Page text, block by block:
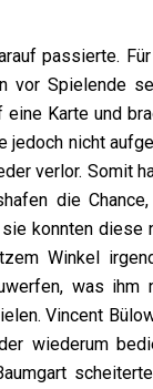
passierte.
vor Spielende
eine Karte und
jedoch nicht
verlor. Somit
die
konnten diese
Winkel
was ihm
Vincent
wiederum